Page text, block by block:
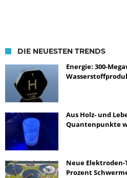
DIE NEUESTEN TRENDS
Energie: 300-
Aus Holz- und
Quantenpunkte
Neue
Prozent